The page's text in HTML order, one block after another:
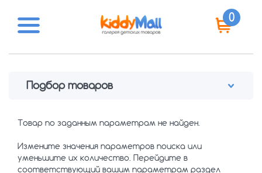
0
Подбор товаров
BBB
FirstBIKE (Тайвань)
KED (Германия)
Товар по заданным параметрам не найден.
Измените значения параметров поиска или
уменьшите их количество. Перейдите в
соответствующий вашим параметрам раздел